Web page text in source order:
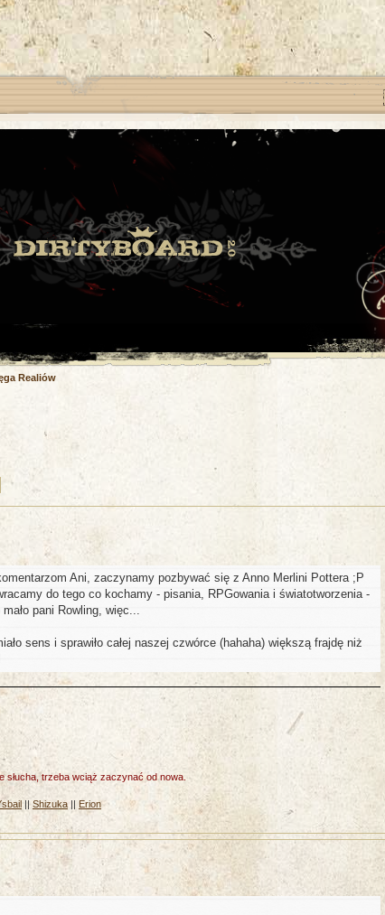
Realiów
Ani, zaczynamy pozbywać się z Anno Merlini Pottera ;P
do tego co kochamy - pisania, RPGowania i światotworzenia -
pani Rowling, więc...
sens i sprawiło całej naszej czwórce (hahaha) większą frajdę niż
słucha, trzeba wciąż zaczynać od nowa.
||Shizuka Erion